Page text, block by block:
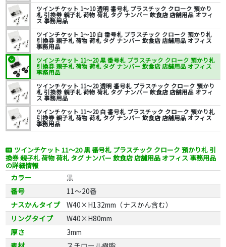
ツインチケット 1～10 透明 番号札 プラスチック クローク 預かり
札 引換券 親子札 荷物 荷札 タグ ナンバー 飲食店 店舗用品 オフィ
ス 事務用品
ツインチケット 1～10 白 番号札 プラスチック クローク 預かり札
引換券 親子札 荷物 荷札 タグ ナンバー 飲食店 店舗用品 オフィス
事務用品
ツインチケット 11～20 黒 番号札 プラスチック クローク 預かり札
引換券 親子札 荷物 荷札 タグ ナンバー 飲食店 店舗用品 オフィス
事務用品
ツインチケット 11～20 透明 番号札 プラスチック クローク 預かり
札 引換券 親子札 荷物 荷札 タグ ナンバー 飲食店 店舗用品 オフィ
ス 事務用品
ツインチケット 11～20 白 番号札 プラスチック クローク 預かり札
引換券 親子札 荷物 荷札 タグ ナンバー 飲食店 店舗用品 オフィス
事務用品
ツインチケット 11～20 黒 番号札 プラスチック クローク 預かり札 引
換券 親子札 荷物 荷札 タグ ナンバー 飲食店 店舗用品 オフィス 事務用品
の詳細情報
カラー
黒
番号
11～20番
ナスかんタイプ
W40×H132mm（ナスかん含む）
リングタイプ
W40×H80mm
厚さ
3mm